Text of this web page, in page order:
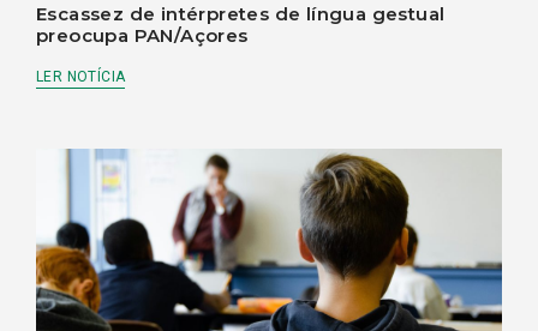
Escassez de intérpretes de língua gestual
preocupa PAN/Açores
LER NOTÍCIA